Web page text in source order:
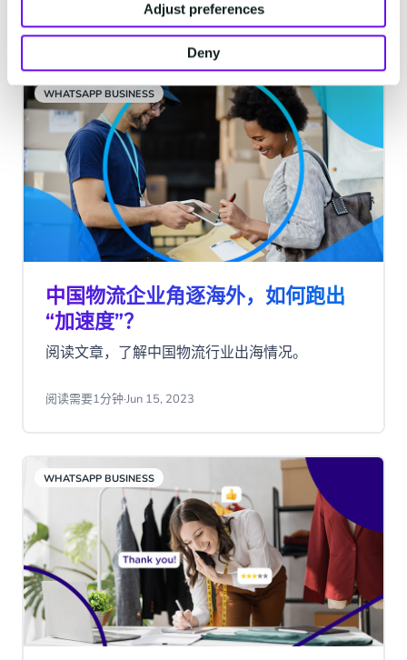
Adjust preferences
Deny
Jul 05, 2023
WHATSAPP BUSINESS
中国物流企业角逐海外，如何跑出
“加速度”？
阅读文章，了解中国物流行业出海情况。
阅读需要1分钟·Jun 15, 2023
WHATSAPP BUSINESS